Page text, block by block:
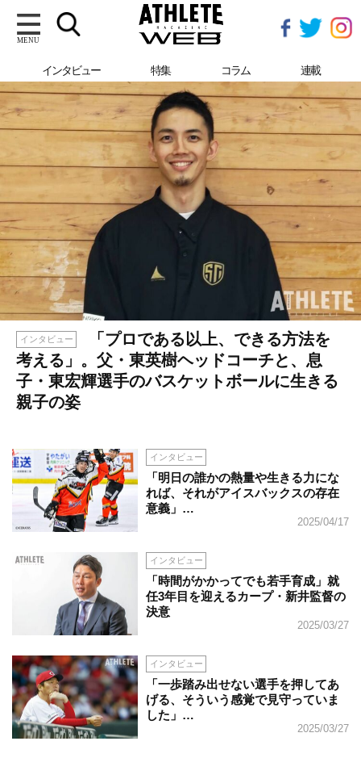
MENU
インタビュー 特集 コラム 連載
インタビュー
「プロである以上、できる方法を
考える」。父・東英樹ヘッドコーチと、息
子・東宏輝選手のバスケットボールに生きる
親子の姿
インタビュー
「明日の誰かの熱量や生きる力にな
れば、それがアイスバックスの存在
意義」…
2025/04/17
インタビュー
「時間がかかってでも若手育成」就
任3年目を迎えるカープ・新井監督の
決意
2025/03/27
インタビュー
「一歩踏み出せない選手を押してあ
げる、そういう感覚で見守っていま
した」…
2025/03/27